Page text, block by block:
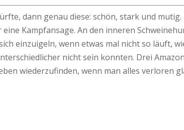
dann genau diese: schön, stark und mutig.
eine Kampfansage. An den inneren
einzuigeln, wenn etwas mal nicht so läuft,
nicht sein konnten. Drei
wiederzufinden, wenn man alles verloren